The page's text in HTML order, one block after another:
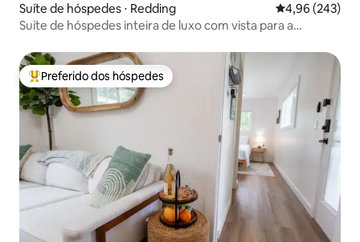
Suíte de hóspedes ⋅ Redding 4,96 de uma
4,96 (243)
Suíte de hóspedes inteira de luxo com vista para a
Entre os melhores preferidos dos hóspedes
Preferido dos hóspedes